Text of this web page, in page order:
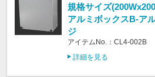
規格サイズ
アルミボックスB-ア
ジ
アイテムNo.：CL4-002B
詳細を見る